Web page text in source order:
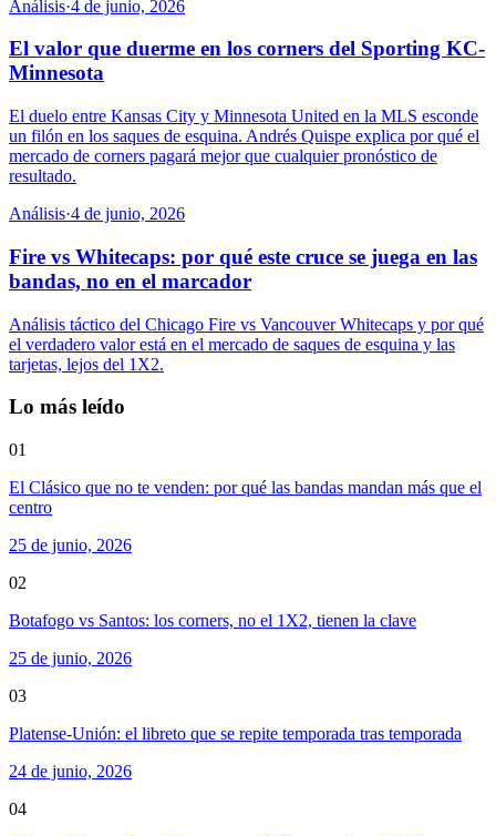
Análisis·4 de junio, 2026
El valor que duerme en los corners del Sporting KC-
Minnesota
El duelo entre Kansas City y Minnesota United en la MLS esconde
un filón en los saques de esquina. Andrés Quispe explica por qué el
mercado de corners pagará mejor que cualquier pronóstico de
resultado.
Análisis·4 de junio, 2026
Fire vs Whitecaps: por qué este cruce se juega en las
bandas, no en el marcador
Análisis táctico del Chicago Fire vs Vancouver Whitecaps y por qué
el verdadero valor está en el mercado de saques de esquina y las
tarjetas, lejos del 1X2.
Lo más leído
01
El Clásico que no te venden: por qué las bandas mandan más que el
centro
25 de junio, 2026
02
Botafogo vs Santos: los corners, no el 1X2, tienen la clave
25 de junio, 2026
03
Platense-Unión: el libreto que se repite temporada tras temporada
24 de junio, 2026
04